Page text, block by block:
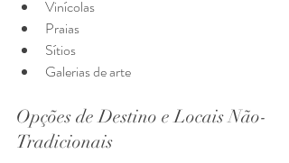
Vinícolas
Praias
Sítios
Galerias de arte
Opções de Destino e Locais Não-
Tradicionais